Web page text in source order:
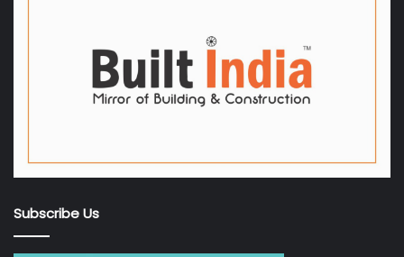
Subscribe Us